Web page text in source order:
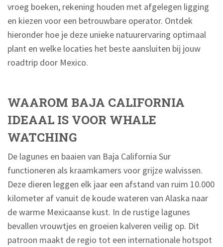
vroeg boeken, rekening houden met afgelegen ligging
en kiezen voor een betrouwbare operator. Ontdek
hieronder hoe je deze unieke natuurervaring optimaal
plant en welke locaties het beste aansluiten bij jouw
roadtrip door Mexico.
WAAROM BAJA CALIFORNIA
IDEAAL IS VOOR WHALE
WATCHING
De lagunes en baaien van Baja California Sur
functioneren als kraamkamers voor grijze walvissen.
Deze dieren leggen elk jaar een afstand van ruim 10.000
kilometer af vanuit de koude wateren van Alaska naar
de warme Mexicaanse kust. In de rustige lagunes
bevallen vrouwtjes en groeien kalveren veilig op. Dit
patroon maakt de regio tot een internationale hotspot